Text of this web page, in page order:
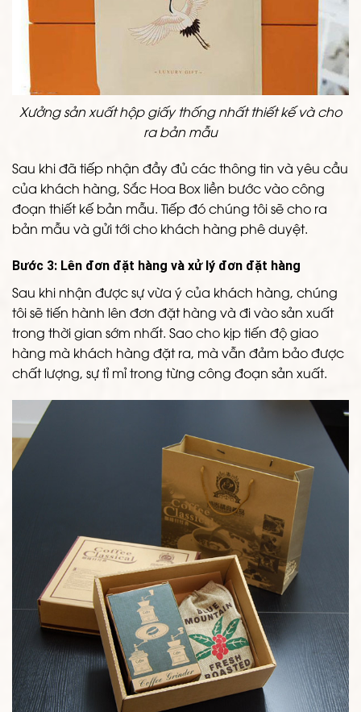
Xưởng sản xuất hộp giấy thống nhất thiết kế và cho
ra bản mẫu
Sau khi đã tiếp nhận đầy đủ các thông tin và yêu cầu
của khách hàng, Sắc Hoa Box liền bước vào công
đoạn thiết kế bản mẫu. Tiếp đó chúng tôi sẽ cho ra
bản mẫu và gửi tới cho khách hàng phê duyệt.
Bước 3: Lên đơn đặt hàng và xử lý đơn đặt hàng
Sau khi nhận được sự vừa ý của khách hàng, chúng
tôi sẽ tiến hành lên đơn đặt hàng và đi vào sản xuất
trong thời gian sớm nhất. Sao cho kịp tiến độ giao
hàng mà khách hàng đặt ra, mà vẫn đảm bảo được
chất lượng, sự tỉ mỉ trong từng công đoạn sản xuất.